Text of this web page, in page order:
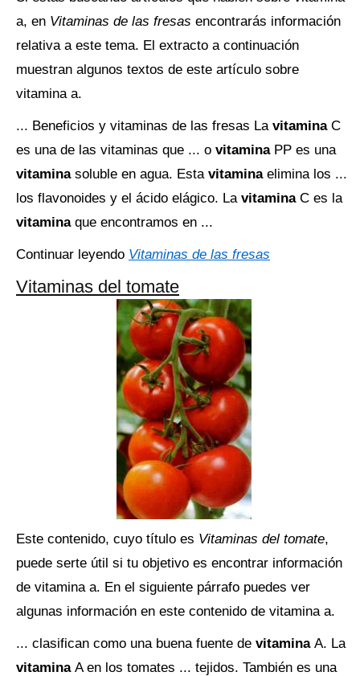
a, en Vitaminas de las fresas encontrarás información
relativa a este tema. El extracto a continuación
muestran algunos textos de este artículo sobre
vitamina a.
... Beneficios y vitaminas de las fresas La vitamina C
es una de las vitaminas que ... o vitamina PP es una
vitamina soluble en agua. Esta vitamina elimina los ...
los flavonoides y el ácido elágico. La vitamina C es la
vitamina que encontramos en ...
Continuar leyendo Vitaminas de las fresas
Vitaminas del tomate
Este contenido, cuyo título es Vitaminas del tomate,
puede serte útil si tu objetivo es encontrar información
de vitamina a. En el siguiente párrafo puedes ver
algunas información en este contenido de vitamina a.
... clasifican como una buena fuente de vitamina A. La
vitamina A en los tomates ... tejidos. También es una